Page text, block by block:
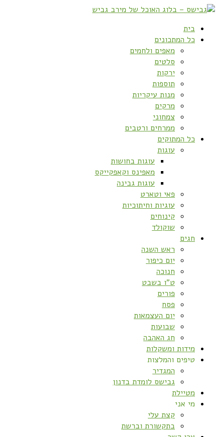
בית
כל המתכונים
מאפים ולחמים
סלטים
ירקות
תוספות
מנות עיקריות
מרקים
צמחוני
ממרחים ורטבים
כל המתוקים
עוגות
עוגות בחושות
מאפינס וקאפקייקס
עוגות גבינה
פאי וטארט
עוגיות וחיתוכיות
קינוחים
שוקולד
חגים
ראש השנה
יום כיפור
חנוכה
ט”ו בשבט
פורים
פסח
יום העצמאות
שבועות
חג האהבה
מידות ומשקלות
טיפים והמלצות
המגדיר
גבישס לומדת בדנון
מטיילת
מי אני
קצת עלי
בתקשורת וברשת